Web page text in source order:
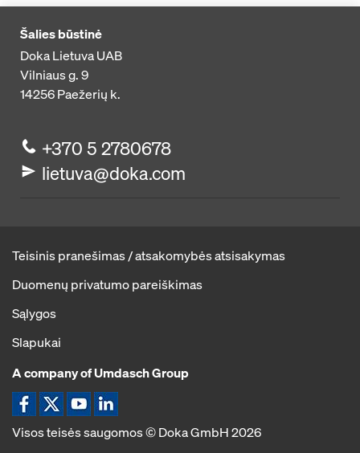
Šalies būstinė
Doka Lietuva UAB
Vilniaus g. 9
14256Paežerių k.
+370 5 2780678
lietuva@doka.com
Teisinis pranešimas / atsakomybės atsisakymas
Duomenų privatumo pareiškimas
Sąlygos
Slapukai
A company of Umdasch Group
Ikona Facebook
Ikona XIkona YouTube
Ikona LinkedIn
Visos teisės saugomos © Doka GmbH 2026